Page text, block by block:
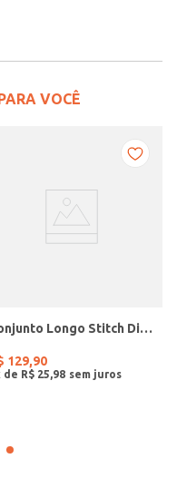
VOCÊ
Conjunto Longo Stitch Disney Juvenil Para Menina - MARINHO
129,90
de R$ 25 98